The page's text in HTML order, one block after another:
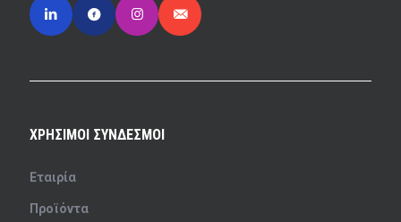
ΧΡΗΣΙΜΟΙ ΣΥΝΔΕΣΜΟΙ
Εταιρία
Προϊόντα